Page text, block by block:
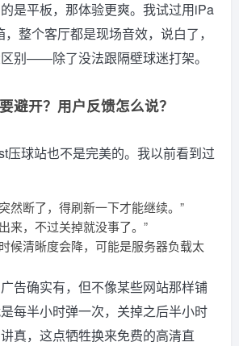
是平板，那体验更爽。我试过用iPa
整个客厅都是现场音效，说白了，
别——除了没法跟隔壁球迷打架。
避开？用户反馈怎么说？
压球站也不是完美的。我以前看到过
然断了，得刷新一下才能继续。”
来，不过关掉就没事了。”
候清晰度会降，可能是服务器负载太
告确实有，但不像某些网站那样铺
每半小时弹一次，关掉之后半小时
真，这点牺牲换来免费的高清直